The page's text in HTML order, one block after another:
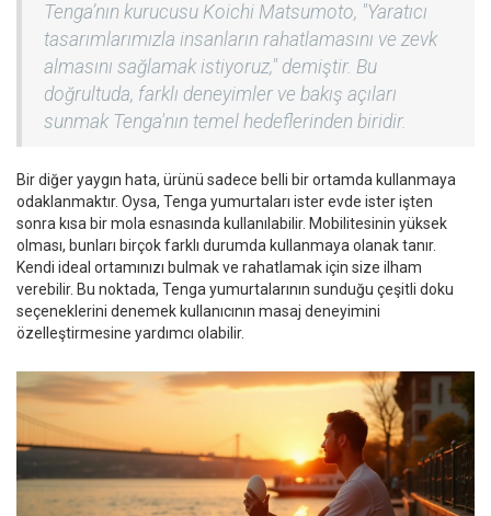
Tenga’nın kurucusu Koichi Matsumoto, "Yaratıcı
tasarımlarımızla insanların rahatlamasını ve zevk
almasını sağlamak istiyoruz," demiştir. Bu
doğrultuda, farklı deneyimler ve bakış açıları
sunmak Tenga'nın temel hedeflerinden biridir.
Bir diğer yaygın hata, ürünü sadece belli bir ortamda kullanmaya
odaklanmaktır. Oysa, Tenga yumurtaları ister evde ister işten
sonra kısa bir mola esnasında kullanılabilir. Mobilitesinin yüksek
olması, bunları birçok farklı durumda kullanmaya olanak tanır.
Kendi ideal ortamınızı bulmak ve rahatlamak için size ilham
verebilir. Bu noktada, Tenga yumurtalarının sunduğu çeşitli doku
seçeneklerini denemek kullanıcının masaj deneyimini
özelleştirmesine yardımcı olabilir.